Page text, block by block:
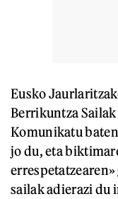
Eusko
Berrikuntza Sailak
Komunikatu
jo du, eta
sailak adierazi du